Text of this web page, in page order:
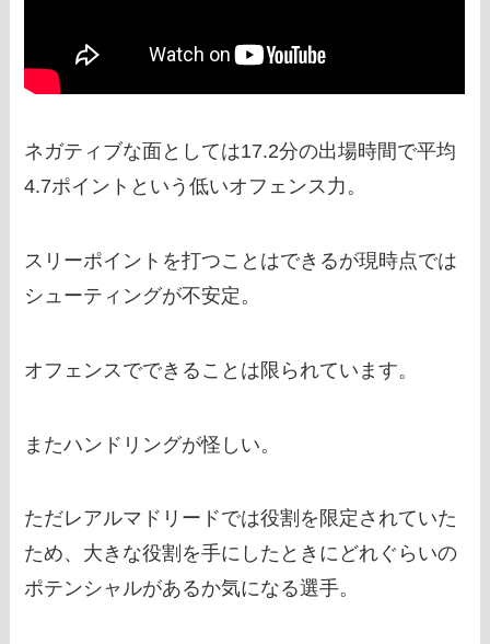
ネガティブな面としては17.2分の出場時間で平均
4.7ポイントという低いオフェンス力。
スリーポイントを打つことはできるが現時点では
シューティングが不安定。
オフェンスでできることは限られています。
またハンドリングが怪しい。
ただレアルマドリードでは役割を限定されていた
ため、大きな役割を手にしたときにどれぐらいの
ポテンシャルがあるか気になる選手。